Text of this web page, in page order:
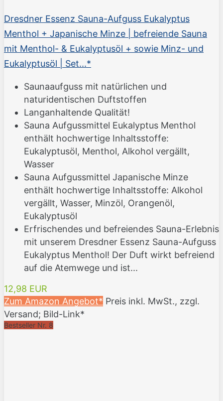
Dresdner Essenz Sauna-Aufguss Eukalyptus
Menthol + Japanische Minze | befreiende Sauna
mit Menthol- & Eukalyptusöl + sowie Minz- und
Eukalyptusöl | Set...*
Saunaaufguss mit natürlichen und
naturidentischen Duftstoffen
Langanhaltende Qualität!
Sauna Aufgussmittel Eukalyptus Menthol
enthält hochwertige Inhaltsstoffe:
Eukalyptusöl, Menthol, Alkohol vergällt,
Wasser
Sauna Aufgussmittel Japanische Minze
enthält hochwertige Inhaltsstoffe: Alkohol
vergällt, Wasser, Minzöl, Orangenöl,
Eukalyptusöl
Erfrischendes und befreiendes Sauna-Erlebnis
mit unserem Dresdner Essenz Sauna-Aufguss
Eukalyptus Menthol! Der Duft wirkt befreiend
auf die Atemwege und ist...
12,98 EUR
Zum Amazon Angebot* Preis inkl. MwSt., zzgl.
Versand; Bild-Link*
Bestseller Nr. 8